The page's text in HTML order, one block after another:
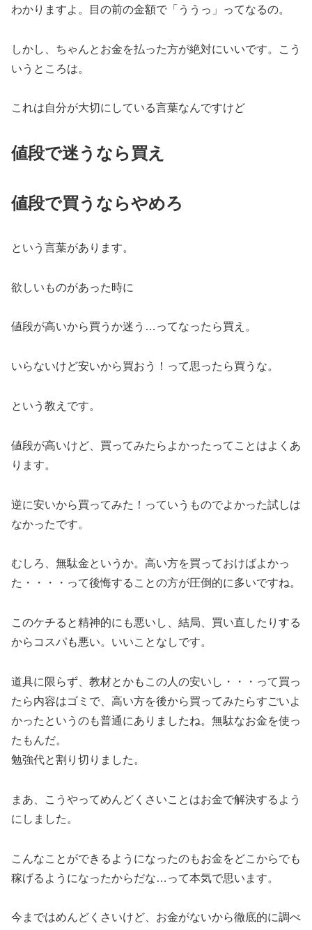
わかりますよ。目の前の金額で「ううっ」ってなるの。
しかし、ちゃんとお金を払った方が絶対にいいです。こう
いうところは。
これは自分が大切にしている言葉なんですけど
値段で迷うなら買え
値段で買うならやめろ
という言葉があります。
欲しいものがあった時に
値段が高いから買うか迷う…ってなったら買え。
いらないけど安いから買おう！って思ったら買うな。
という教えです。
値段が高いけど、買ってみたらよかったってことはよくあ
ります。
逆に安いから買ってみた！っていうものでよかった試しは
なかったです。
むしろ、無駄金というか。高い方を買っておけばよかっ
た・・・・って後悔することの方が圧倒的に多いですね。
このケチると精神的にも悪いし、結局、買い直したりする
からコスパも悪い。いいことなしです。
道具に限らず、教材とかもこの人の安いし・・・って買っ
たら内容はゴミで、高い方を後から買ってみたらすごいよ
かったというのも普通にありましたね。無駄なお金を使っ
たもんだ。
勉強代と割り切りました。
まあ、こうやってめんどくさいことはお金で解決するよう
にしました。
こんなことができるようになったのもお金をどこからでも
稼げるようになったからだな…って本気で思います。
今まではめんどくさいけど、お金がないから徹底的に調べ